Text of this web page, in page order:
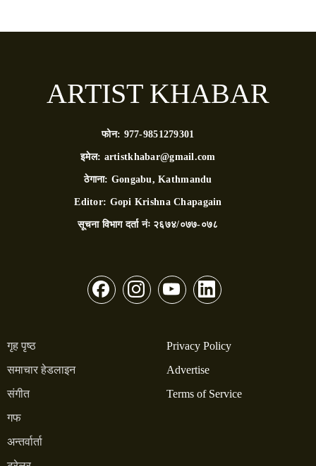
ARTIST KHABAR
फोन: 977-9851279301
इमेल: artistkhabar@gmail.com
ठेगाना: Gongabu, Kathmandu
Editor: Gopi Krishna Chapagain
सूचना विभाग दर्ता नंः २६७४/०७७-०७८
गृह पृष्ठ
समाचार हेडलाइन
संगीत
गफ
अन्तर्वार्ता
Privacy Policy
Advertise
Terms of Service